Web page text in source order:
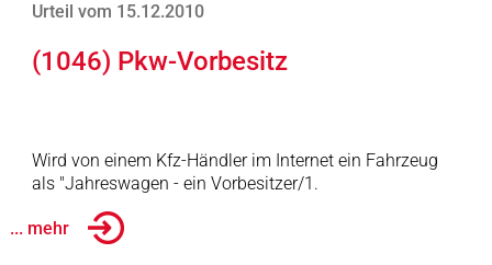
Urteil vom 15.12.2010
(1046) Pkw-Vorbesitz
Wird von einem Kfz-Händler im Internet ein Fahrzeug
als "Jahreswagen - ein Vorbesitzer/1.
... mehr